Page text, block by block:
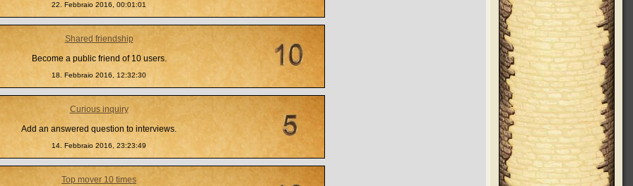
22. Febbraio 2016, 00:01:01
Shared friendship
Become a public friend of 10 users.
18. Febbraio 2016, 12:32:30
Curious inquiry
Add an answered question to interviews.
14. Febbraio 2016, 23:23:49
Top mover 10 times